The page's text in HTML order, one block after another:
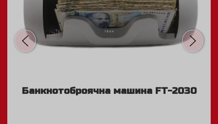
FT-2030
Банкнотоброячна